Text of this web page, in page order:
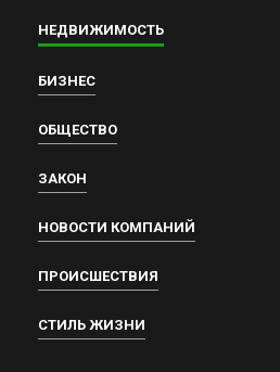
НЕДВИЖИМОСТЬ
БИЗНЕС
ОБЩЕСТВО
ЗАКОН
НОВОСТИ КОМПАНИЙ
ПРОИСШЕСТВИЯ
СТИЛЬ ЖИЗНИ